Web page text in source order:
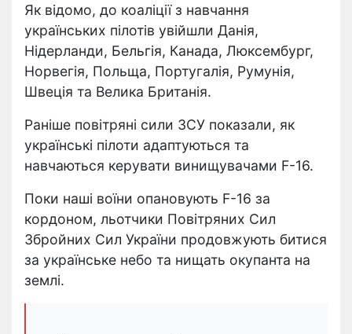
Як відомо, до коаліції з навчання
українських пілотів увійшли Данія,
Нідерланди, Бельгія, Канада, Люксембург,
Норвегія, Польща, Португалія, Румунія,
Швеція та Велика Британія.
Раніше повітряні сили ЗСУ показали, як
українські пілоти адаптуються та
навчаються керувати винищувачами F-16.
Поки наші воїни опановують F-16 за
кордоном, льотчики Повітряних Сил
Збройних Сил України продовжують битися
за українське небо та нищать окупанта на
землі.